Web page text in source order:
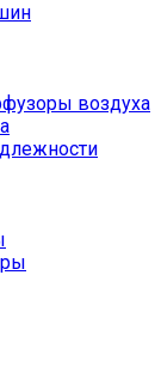
воздуха